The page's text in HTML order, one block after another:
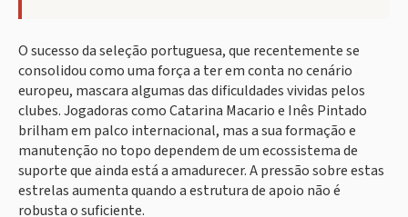
O sucesso da seleção portuguesa, que recentemente se
consolidou como uma força a ter em conta no cenário
europeu, mascara algumas das dificuldades vividas pelos
clubes. Jogadoras como Catarina Macario e Inês Pintado
brilham em palco internacional, mas a sua formação e
manutenção no topo dependem de um ecossistema de
suporte que ainda está a amadurecer. A pressão sobre estas
estrelas aumenta quando a estrutura de apoio não é
robusta o suficiente.